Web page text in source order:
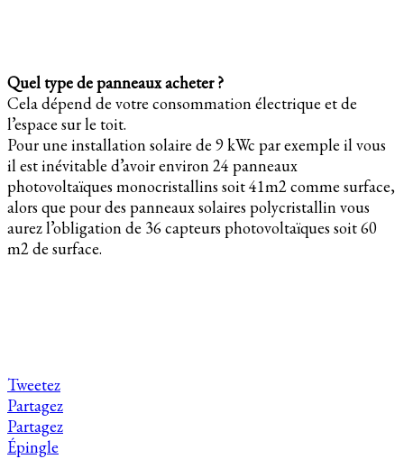
Quel type de panneaux acheter ?
Cela dépend de votre consommation électrique et de
l’espace sur le toit.
Pour une installation solaire de 9 kWc par exemple il vous
il est inévitable d’avoir environ 24 panneaux
photovoltaïques monocristallins soit 41m2 comme surface,
alors que pour des panneaux solaires polycristallin vous
aurez l’obligation de 36 capteurs photovoltaïques soit 60
m2 de surface.
Tweetez
Partagez
Partagez
Épingle